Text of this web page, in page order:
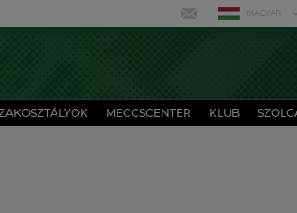
MAGYAR
MECCSCENTER KLUB